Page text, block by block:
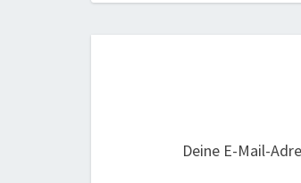
Deine E-Mail-